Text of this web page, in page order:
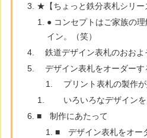
★【ちょっと鉄分表札シリー
● コンセプトはご家族の
イン。（笑）
鉄道デザイン表札のおおよ
デザイン表札をオーダーす
プリント表札の製作が
いろいろなデザインを
■ 制作にあたって
■ デザイン表札をオー